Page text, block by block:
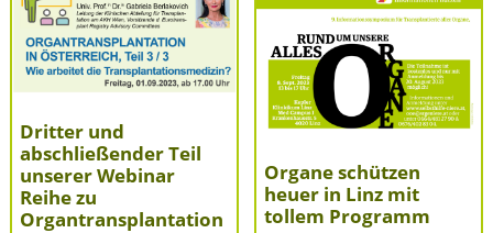
Dritter und
abschließender Teil
unserer Webinar
Reihe zu
Organtransplantation
Organe schützen
heuer in Linz mit
tollem Programm